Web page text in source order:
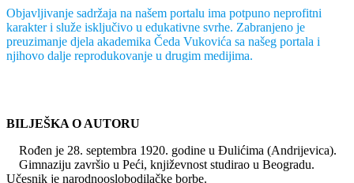
Objavljivanje sadržaja na našem portalu ima potpuno neprofitni
karakter i služe isključivo u edukativne svrhe. Zabranjeno je
preuzimanje djela akademika Čeda Vukovića sa našeg portala i
njihovo dalje reprodukovanje u drugim medijima.
BILJEŠKA O AUTORU
Rođen je 28. septembra 1920. godine u Đulićima (Andrijevica).
Gimnaziju završio u Peći, književnost studirao u Beogradu.
Učesnik je narodnooslobodilačke borbe.